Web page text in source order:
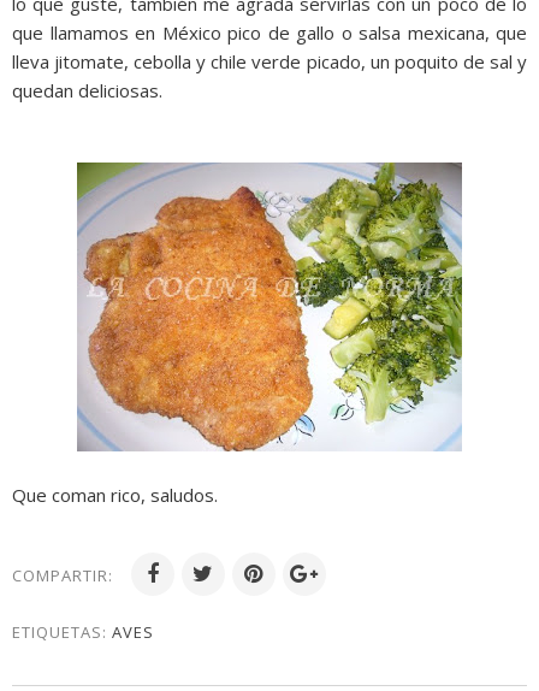
que llamamos en México pico de gallo o salsa mexicana, que
lleva jitomate, cebolla y chile verde picado, un poquito de sal y
quedan deliciosas.
Que coman rico, saludos.
COMPARTIR:
ETIQUETAS: AVES